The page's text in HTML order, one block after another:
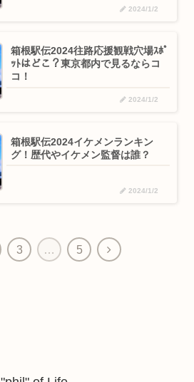
2024/1/2
箱根駅伝2024往路応援観戦穴場ｽﾎﾟ
ｯﾄはどこ？東京都内で見るならコ
コ！
2024/1/2
箱根駅伝2024イケメンランキン
グ！歴代やイケメン監督は誰？
2024/1/2
3 … 5
次